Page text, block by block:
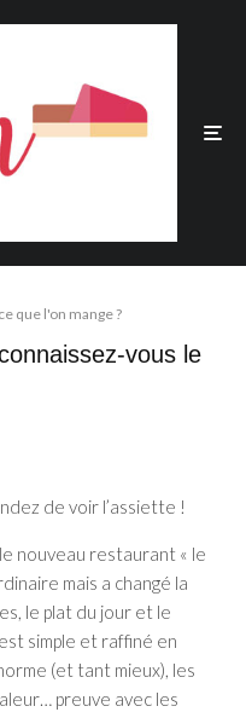
que l'on mange ?
vous le
de voir l’assiette !
nouveau restaurant « le
mais a changé la
le plat du jour et le
simple et raffiné en
(et tant mieux), les
preuve avec les